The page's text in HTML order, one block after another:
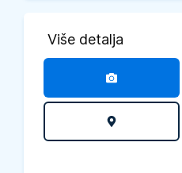
Više detalja